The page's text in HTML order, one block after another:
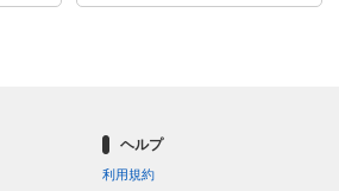
ヘルプ
利用規約